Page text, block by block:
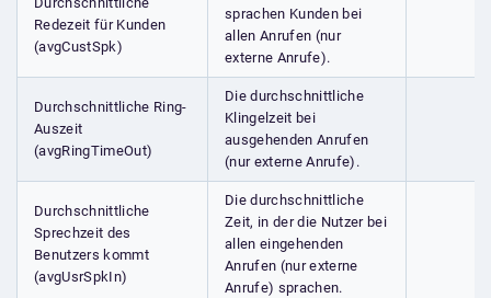
Redezeit für Kunden
(avgCustSpk)
sprachen Kunden bei
allen Anrufen (nur
externe Anrufe).
Durchschnittliche Ring-
Auszeit
(avgRingTimeOut)
Die durchschnittliche
Klingelzeit bei
ausgehenden Anrufen
(nur externe Anrufe).
Durchschnittliche
Sprechzeit des
Benutzers kommt
(avgUsrSpkIn)
Die durchschnittliche
Zeit, in der die Nutzer bei
allen eingehenden
Anrufen (nur externe
Anrufe) sprachen.